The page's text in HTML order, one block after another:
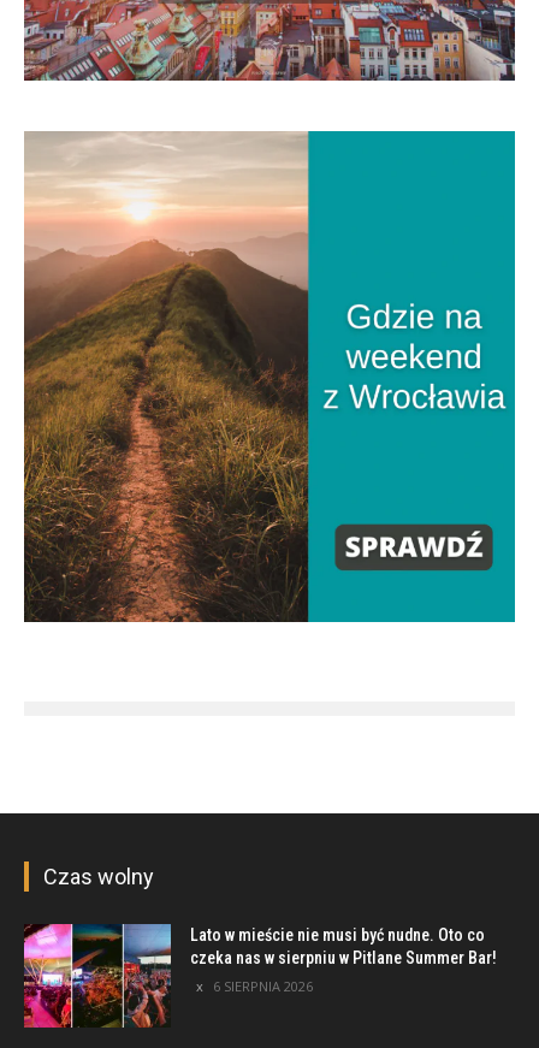
Czas wolny
Lato w mieście nie musi być nudne. Oto co
czeka nas w sierpniu w Pitlane Summer Bar!
6 SIERPNIA 2026